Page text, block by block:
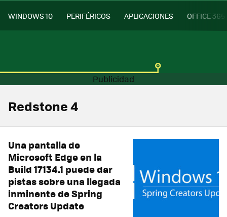
WINDOWS 10 PERIFÉRICOS APLICACIONES OFFICE 365
Redstone 4
Una pantalla de
Microsoft Edge en la
Build 17134.1 puede dar
pistas sobre una llegada
inminente de Spring
Creators Update